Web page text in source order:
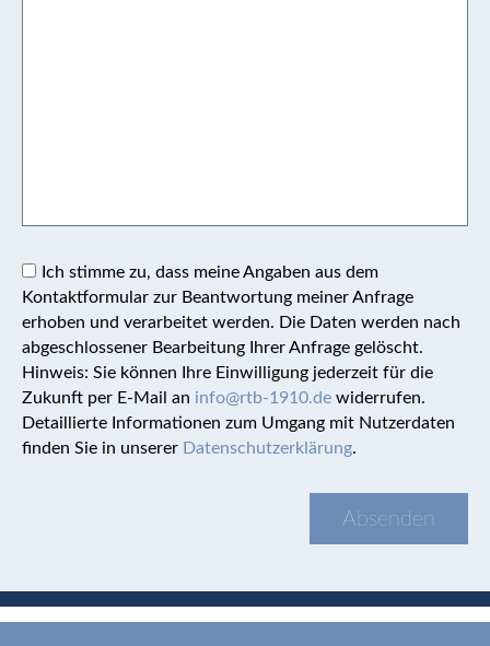
Ich stimme zu, dass meine Angaben aus dem
Kontaktformular zur Beantwortung meiner Anfrage
erhoben und verarbeitet werden. Die Daten werden nach
abgeschlossener Bearbeitung Ihrer Anfrage gelöscht.
Hinweis: Sie können Ihre Einwilligung jederzeit für die
Zukunft per E-Mail an info@rtb-1910.de widerrufen.
Detaillierte Informationen zum Umgang mit Nutzerdaten
finden Sie in unserer Datenschutzerklärung.